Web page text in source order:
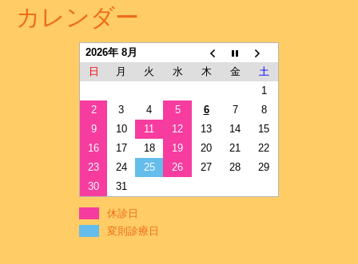
カレンダー
2026年 8月
日
月 火 水 木 金
土
1
2
3 4 5 6 7
8
9
10 11 12 13 14
15
16
17 18 19 20 21
22
23
24 25 26 27 28
29
30
31
休診日
変則診療日